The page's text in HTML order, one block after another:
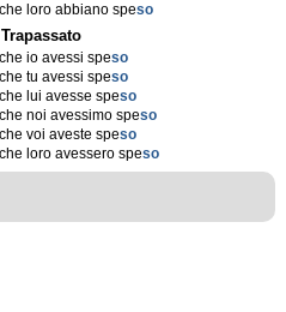
che loro abbiano speso
Trapassato
che io avessi speso
che tu avessi speso
che lui avesse speso
che noi avessimo speso
che voi aveste speso
che loro avessero speso